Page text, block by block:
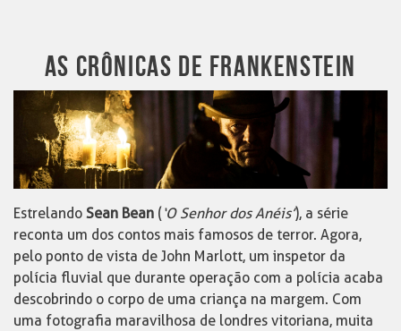
AS CRÔNICAS DE FRANKENSTEIN
Estrelando Sean Bean ( ‘O Senhor dos Anéis’), a série
reconta um dos contos mais famosos de terror. Agora,
pelo ponto de vista de John Marlott, um inspetor da
polícia fluvial que durante operação com a polícia acaba
descobrindo o corpo de uma criança na margem. Com
uma fotografia maravilhosa de londres vitoriana, muita